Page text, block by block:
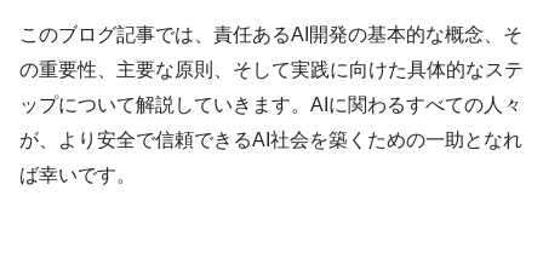
このブログ記事では、責任あるAI開発の基本的な概念、そ
の重要性、主要な原則、そして実践に向けた具体的なステ
ップについて解説していきます。AIに関わるすべての人々
が、より安全で信頼できるAI社会を築くための一助となれ
ば幸いです。